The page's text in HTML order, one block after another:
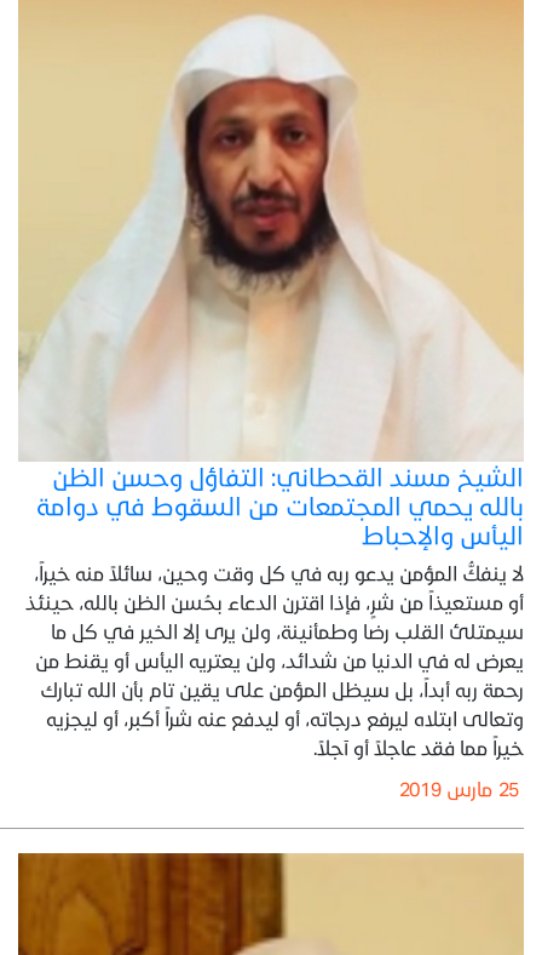
الشيخ مسند القحطاني: التفاؤل وحسن الظن
بالله يحمي المجتمعات من السقوط في دوامة
اليأس والإحباط
لا ينفكُّ المؤمن يدعو ربه في كل وقت وحين، سائلاً منه خيراً،
أو مستعيذاً من شرٍ، فإذا اقترن الدعاء بحُسن الظن بالله، حينئذ
سيمتلئ القلب رضا وطمأنينة، ولن يرى إلا الخير في كل ما
يعرض له في الدنيا من شدائد، ولن يعتريه اليأس أو يقنط من
رحمة ربه أبداً، بل سيظل المؤمن على يقين تام بأن الله تبارك
وتعالى ابتلاه ليرفع درجاته، أو ليدفع عنه شراً أكبر، أو ليجزيه
خيراً مما فقد عاجلاً أو آجلاً.